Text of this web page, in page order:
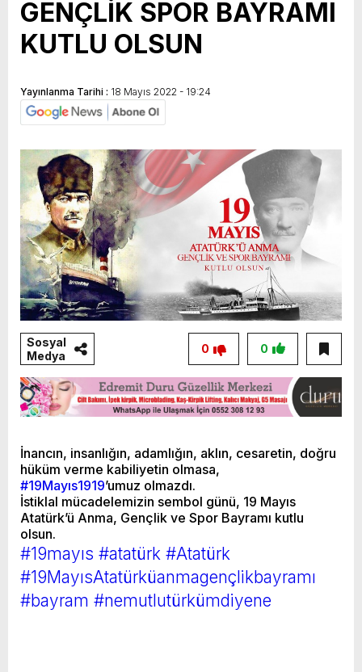
GENÇLİK SPOR BAYRAMI
KUTLU OLSUN
Yayınlanma Tarihi : 18 Mayıs 2022 - 19:24
Sosyal
Medya
0
0
İnancın, insanlığın, adamlığın, aklın, cesaretin, doğru
hüküm verme kabiliyetin olmasa,
#19Mayıs1919’umuz olmazdı.
İstiklal mücadelemizin sembol günü, 19 Mayıs
Atatürk’ü Anma, Gençlik ve Spor Bayramı kutlu
olsun.
#19mayıs #atatürk #Atatürk
#19MayısAtatürküanmagençlikbayramı
#bayram #nemutlutürkümdiyene